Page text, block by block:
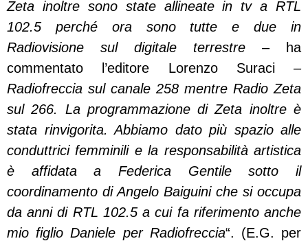
Zeta inoltre sono state allineate in tv a RTL
102.5 perché ora sono tutte e due in
Radiovisione sul digitale terrestre – ha
commentato l’editore Lorenzo Suraci–
Radiofreccia sul canale 258 mentre Radio Zeta
sul 266. La programmazione di Zeta inoltre è
stata rinvigorita. Abbiamo dato più spazio alle
conduttrici femminili e la responsabilità artistica
è affidata a Federica Gentile sotto il
coordinamento di Angelo Baiguini che si occupa
da anni di RTL 102.5 a cui fa riferimento anche
mio figlio Daniele per Radiofreccia“. (E.G. per